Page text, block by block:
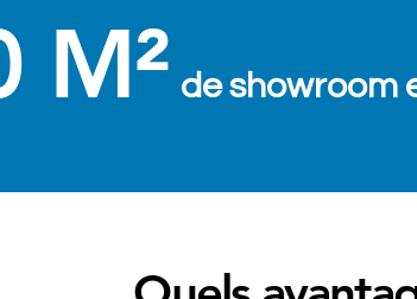
M² de showroom